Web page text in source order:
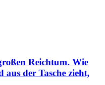
Reichtum. Wie
aus der Tasche zieht,